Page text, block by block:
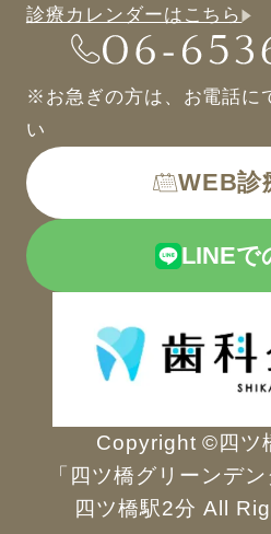
診療カレンダーはこちら
※お急ぎの方は、お電話に
い
WEB診
LINEで
Copyright ©四ツ
「四ツ橋グリーンデ
四ツ橋駅2分 All